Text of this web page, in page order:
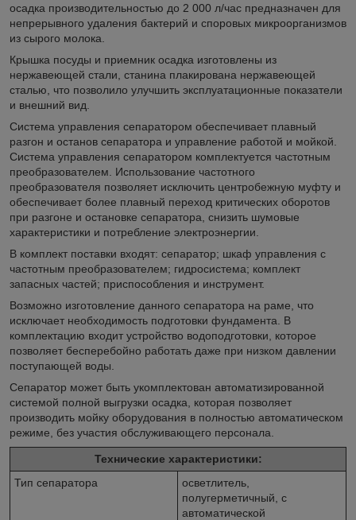
осадка производительностью до 2 000 л/час предназначен для
непрерывного удаления бактерий и споровых микроорганизмов
из сырого молока.
Крышка посуды и приемник осадка изготовлены из
нержавеющей стали, станина плакирована нержавеющей
сталью, что позволило улучшить эксплуатационные показатели
и внешний вид.
Система управления сепаратором обеспечивает плавный
разгон и останов сепаратора и управление работой и мойкой.
Система управления сепаратором комплектуется частотным
преобразователем. Использование частотного
преобразователя позволяет исключить центробежную муфту и
обеспечивает более плавный переход критических оборотов
при разгоне и остановке сепаратора, снизить шумовые
характеристики и потребление электроэнергии.
В комплект поставки входят: сепаратор; шкаф управления с
частотным преобразователем; гидросистема; комплект
запасных частей; приспособления и инструмент.
Возможно изготовление данного сепаратора на раме, что
исключает необходимость подготовки фундамента. В
комплектацию входит устройство водоподготовки, которое
позволяет бесперебойно работать даже при низком давлении
поступающей воды.
Сепаратор может быть укомплектован автоматизированной
системой полной выгрузки осадка, которая позволяет
производить мойку оборудования в полностью автоматическом
режиме, без участия обслуживающего персонала.
Технические характеристики:
Тип сепаратора
осветлитель,
полугерметичный, с
автоматической